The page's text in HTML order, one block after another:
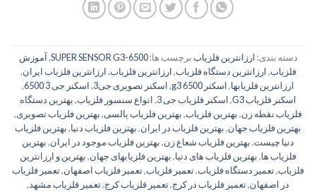
دسته بندی: ارزانترین فلزیاببرچسب ها:SUPER SENSOR G3-6500
,آموزش
فلزیاب,ارزانترین دستگاه فلزیاب,ارزانترین فلزیاب,ارزانترین فلزیاب ایران,
ارزانترین فلزیابها,اسکنر g3 6500 ,اسکنر تصویری جی3 ,اسکنر جی 3 6500
,
اسکنر فلزیاب G3
,اسکنر فلزیاب جی 3 ,انواع سنسور فلزیاب,بهترین دستگاه
فلزیاب نقطه زن,بهترین فلزیاب,بهترین فلزیاب پالسی,بهترین فلزیاب تصویری,
بهترین فلزیاب جهان,بهترین فلزیاب در ایران,بهترین فلزیاب دنیا,بهترین فلزیاب
دنیا چیست,بهترین فلزیاب شعاع زن,بهترین فلزیاب موجود در ایران,بهترین
فلزیاب ها,بهترین فلزیاب های دنیا,بهترین فلزیابهای جهان,بهترین و ارزانترین
فلزیاب,تعمیر دستگاه فلزیاب,تعمیر فلزیاب,تعمیر فلزیاب اصفهان,تعمیر فلزیاب
در اصفهان,تعمیر فلزیاب در کرج,تعمیر فلزیاب کرج,تعمیر فلزیاب مشهد,